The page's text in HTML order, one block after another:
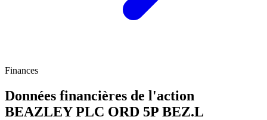
Finances
Données financières de l'action
BEAZLEY PLC ORD 5P BEZ.L